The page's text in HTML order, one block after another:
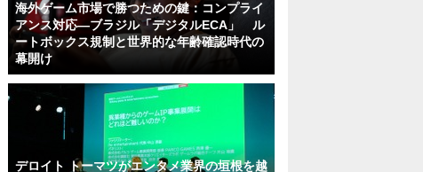
海外ゲーム市場で勝つための鍵：コンプライ
アンス対応—ブラジル「デジタルECA」 ル
ートボックス規制と世界的な年齢確認時代の
幕開け
デロイト トーマツがエンタメ業界の垣根を越